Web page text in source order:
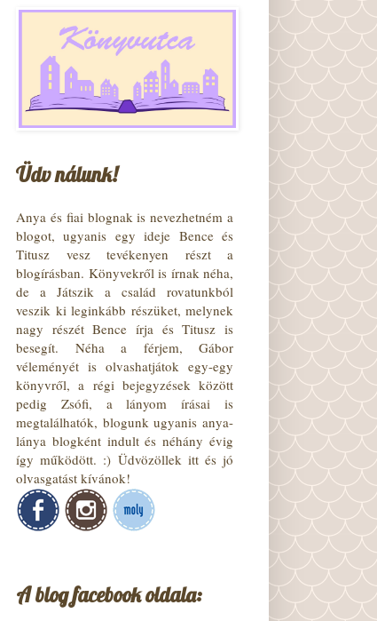
Üdv nálunk!
Anya és fiai blognak is nevezhetném a
blogot, ugyanis egy ideje Bence és
Titusz vesz tevékenyen részt a
blogírásban. Könyvekről is írnak néha,
de a Játszik a család rovatunkból
veszik ki leginkább részüket, melynek
nagy részét Bence írja és Titusz is
besegít. Néha a férjem, Gábor
véleményét is olvashatjátok egy-egy
könyvről, a régi bejegyzések között
pedig Zsófi, a lányom írásai is
megtalálhatók, blogunk ugyanis anya-
lánya blogként indult és néhány évig
így működött. :) Üdvözöllek itt és jó
olvasgatást kívánok!
A blog facebook oldala: